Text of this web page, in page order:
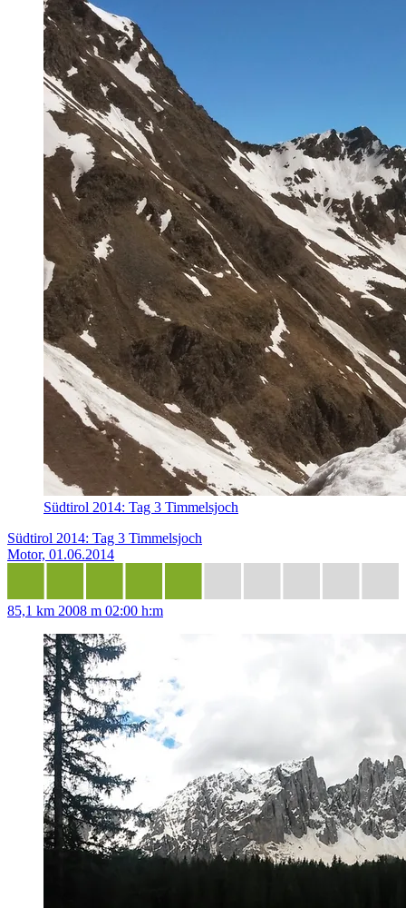
Südtirol 2014: Tag 3 Timmelsjoch
Südtirol 2014: Tag 3 Timmelsjoch
Motor, 01.06.2014
85,1 km 2008 m 02:00 h:m